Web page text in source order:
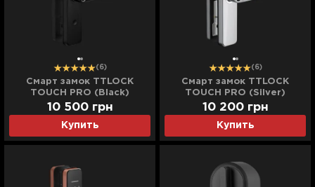
(6)
Смарт замок TTLOCK
TOUCH PRO (Black)
Купить
10 500 грн
(6)
Смарт замок TTLOCK
TOUCH PRO (Silver)
Купить
10 200 грн